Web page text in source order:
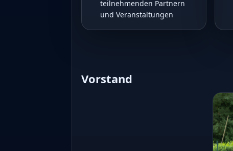
teilnehmenden Partnern
und Veranstaltungen
Vorstand